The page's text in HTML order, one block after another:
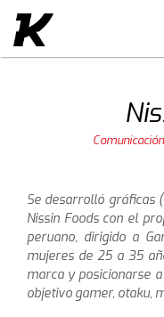
Se desarrolló gráficas
Nissin Foods con el
peruano, dirigido a
mujeres de 25 a 35
marca y posicionarse
objetivo gamer, otaku,